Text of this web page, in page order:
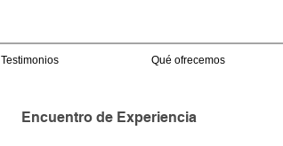
Testimonios Qué ofrecemos
Encuentro de Experiencia